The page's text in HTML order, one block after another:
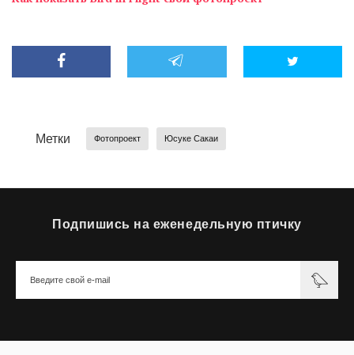
Метки Фотопроект Юсуке Сакаи
Подпишись на еженедельную птичку